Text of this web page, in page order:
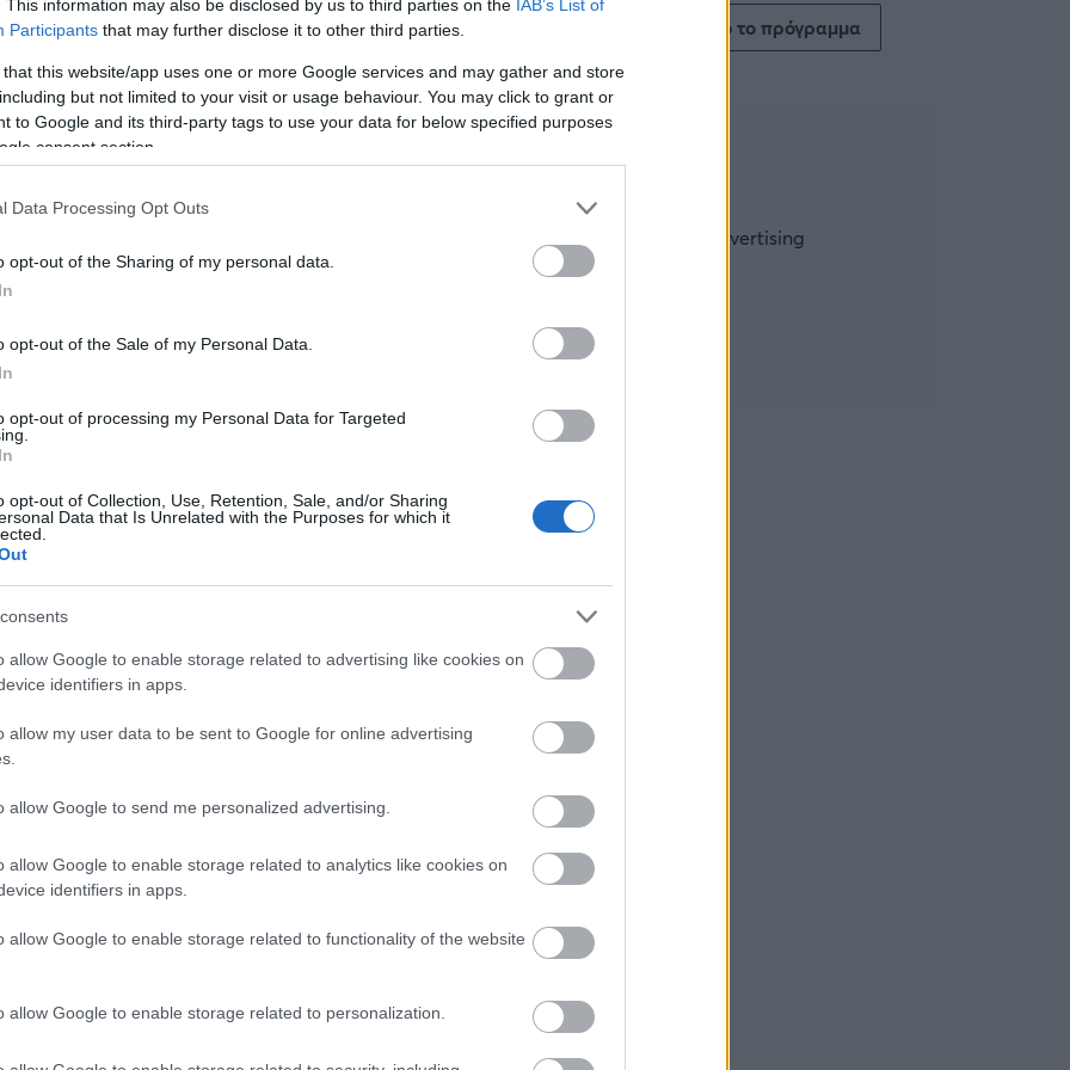
This information may also be disclosed by us to third parties on the IAB’s List of
Participants that may further disclose it to other third parties.
that this website/app uses one or more Google services and may gather and store
but not limited to your visit or usage behaviour. You may click to grant or
to Google and its third-party tags to use your data for below specified purposes
consent section.
Data Processing Opt Outs
opt-out of the Sharing of my personal data.
opt-out of the Sale of my Personal Data.
opt-out of processing my Personal Data for Targeted
opt-out of Collection, Use, Retention, Sale, and/or Sharing
Data that Is Unrelated with the Purposes for which it
allow Google to enable storage related to advertising like cookies on
identifiers in apps.
allow my user data to be sent to Google for online advertising
allow Google to send me personalized advertising.
allow Google to enable storage related to analytics like cookies on
identifiers in apps.
allow Google to enable storage related to functionality of the website
allow Google to enable storage related to personalization.
τρόπο για την ομάδα του
τη Movistar Arena επικρατώντας της Ρεάλ με
παιχνίδι ο Κένεθ Φαρίντ με τον Σέρτζιο
αυτή μεσούσης της σεζόν.
τρομερή ομάδα. Θέλω να τους
του Φαρίντ. Ήταν ξανά το "κλειδί" για
ένα εξαιρετικό δεύτερο ημίχρονο με
ένα... βαρύ φορτίο από το πρώτο
μας και εμείς δεν μπορούσαμε να το
ίσως ο καλύτερός τους σκόρερ. Ο Σορτς και ο
κορυφαίους σκόρερ, είναι τρομεροί χειριστές
Δείτε όλο το πρόγραμμα